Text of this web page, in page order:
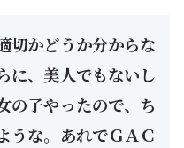
切かどうか分からな
に、美人でもないし
の子やったので、ち
うな。あれでＧＡＣ